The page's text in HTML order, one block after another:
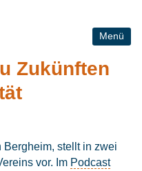
Menü
Zukünften
Bergheim, stellt in zwei
vor. Im Podcast